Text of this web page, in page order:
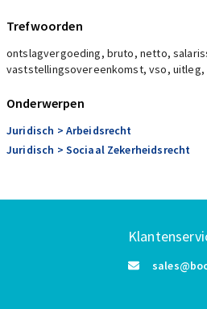
Trefwoorden
ontslagvergoeding, bruto, netto,
vaststellingsovereenkomst, vso,
Onderwerpen
Juridisch > Arbeidsrecht
Juridisch > Sociaal Zekerheidsrecht